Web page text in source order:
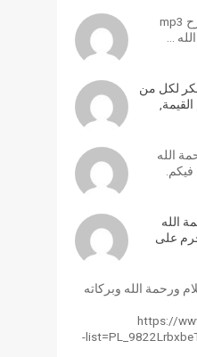
أتمنى أن تضع الشرح mp3
…
لكل من
الله
الله
على
ورحمة الله وبركاته
https://